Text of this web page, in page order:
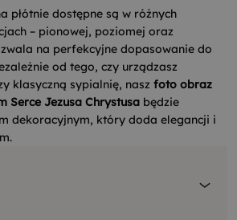
płótnie dostępne są w różnych
– pionowej, poziomej oraz
na perfekcyjne dopasowanie do
od tego, czy urządzasz
klasyczną sypialnię, nasz foto obraz
Serce Jezusa Chrystusa będzie
dekoracyjnym, który doda elegancji i